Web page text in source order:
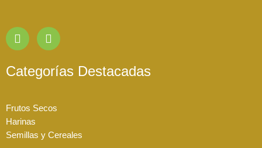
I
n
s
t
a
r
a
m
F
a
c
e
b
k
Categorías Destacadas
Frutos Secos
Harinas
Semillas y Cereales